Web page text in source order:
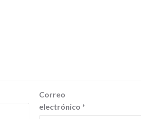
Correo
electrónico *